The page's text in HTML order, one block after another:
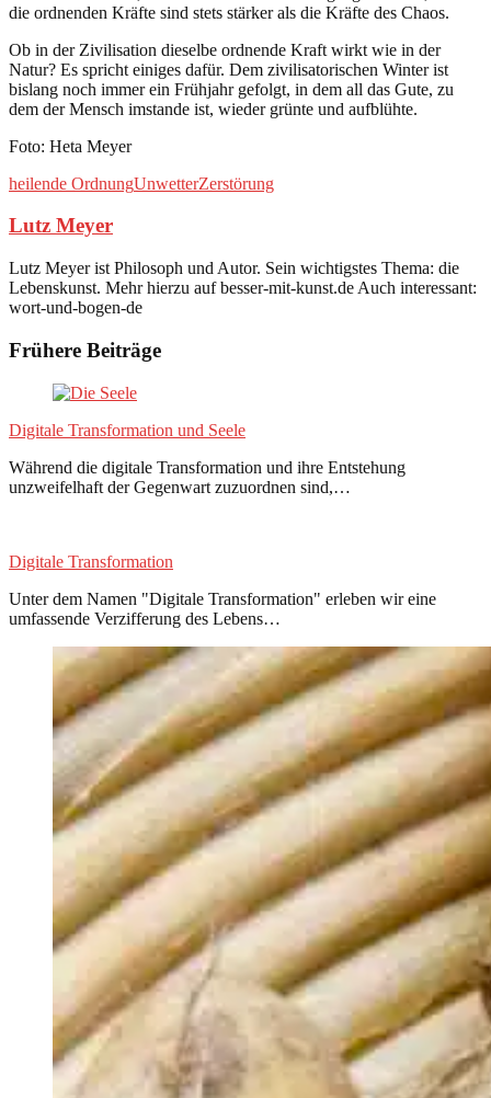
die ordnenden Kräfte sind stets stärker als die Kräfte des Chaos.
Ob in der Zivilisation dieselbe ordnende Kraft wirkt wie in der
Natur? Es spricht einiges dafür. Dem zivilisatorischen Winter ist
bislang noch immer ein Frühjahr gefolgt, in dem all das Gute, zu
dem der Mensch imstande ist, wieder grünte und aufblühte.
Foto: Heta Meyer
heilende OrdnungUnwetterZerstörung
Lutz Meyer
Lutz Meyer ist Philosoph und Autor. Sein wichtigstes Thema: die
Lebenskunst. Mehr hierzu auf besser-mit-kunst.de Auch interessant:
wort-und-bogen-de
Frühere Beiträge
Digitale Transformation und Seele
Während die digitale Transformation und ihre Entstehung
unzweifelhaft der Gegenwart zuzuordnen sind,…
Digitale Transformation
Unter dem Namen "Digitale Transformation" erleben wir eine
umfassende Verzifferung des Lebens…